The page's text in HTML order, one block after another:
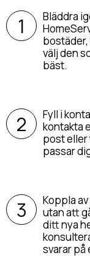
Bläddra
välj den
bäst.
Fyll i
kontakta
post
passar
Koppla
utan att
ditt nya
svarar på